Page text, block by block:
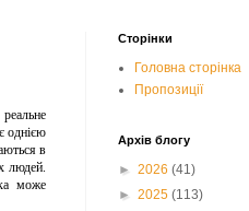
однією
в
людей.
може
Сторінки
Головна сторінка
Пропозиції
Архів блогу
► 2026 (41)
► 2025 (113)